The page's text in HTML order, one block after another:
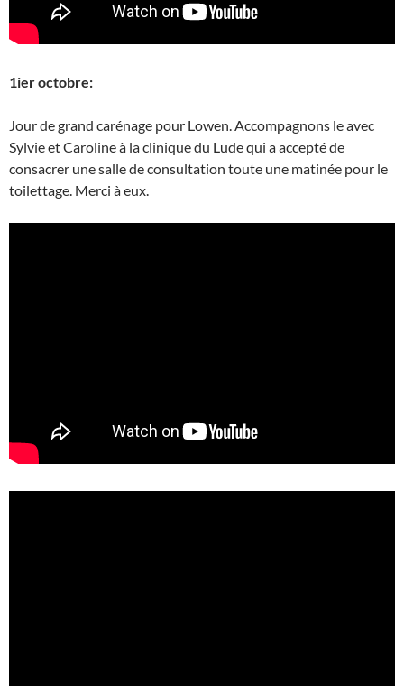
1ier octobre:
Jour de grand carénage pour Lowen. Accompagnons le avec
Sylvie et Caroline à la clinique du Lude qui a accepté de
consacrer une salle de consultation toute une matinée pour le
toilettage. Merci à eux.